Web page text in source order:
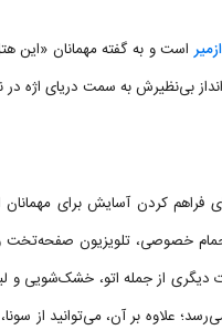
ازمیر
فراهم کردن آسایش برای
خصوصی، تلویزیون صفحه‌تخت
دیگری از جمله اتو، خشک‌شویی
علاوه بر آن، می‌توانید از